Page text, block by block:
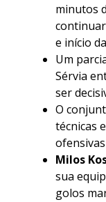
minutos
e início
Um
Sérvia
ser
O
técnicas
Milos
sua
golos